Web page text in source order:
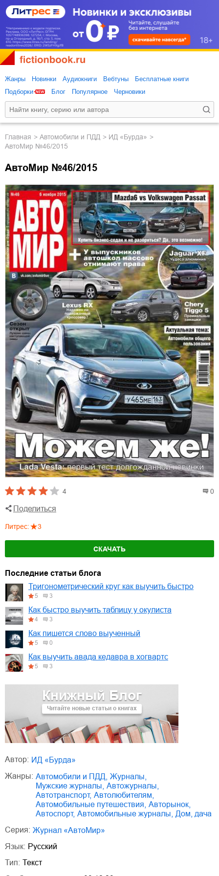
Жанры Новинки Аудиокниги Вебтуны
Бесплатные книги
Подборки
Блог Популярное Черновики
Главная автомобили и ПДД
ИД «Бурда»
АвтоМир №46/2015
АвтоМир №46/2015
4 0
Поделиться
Литрес: 3
СКАЧАТЬ
Книжный Блог
Читайте новые статьи о книгах
Последние статьи блога
Тригонометрический круг как выучить быстро
5 3
Как быстро выучить таблицу у окулиста
4 3
Как пишется слово выученный
5 0
Как выучить авада кедавра в хогвартс
5 3
Автор:
ИД «Бурда»
Жанры:
автомобили и ПДД журналы
мужские журналы
автожурналы
автотранспорт, автолюбителям
автомобильные путешествия
авторынок
автоспорт, автомобильные журналы
дом, дача
Серия:
Журнал «АвтоМир»
Язык: Русский
Тип: Текст